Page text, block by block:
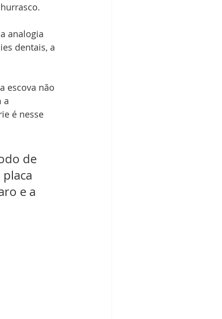
analogia
dentais, a
escova não
a
é nesse
de
e a